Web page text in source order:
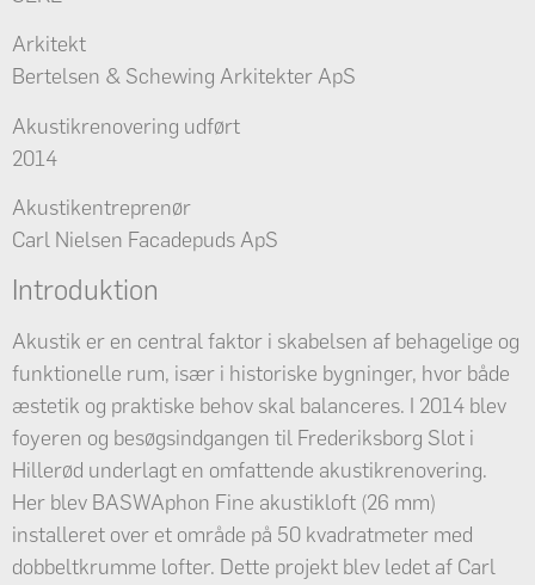
Arkitekt
Bertelsen & Schewing Arkitekter ApS
Akustikrenovering udført
2014
Akustikentreprenør
Carl Nielsen Facadepuds ApS
Introduktion
Akustik er en central faktor i skabelsen af behagelige og
funktionelle rum, især i historiske bygninger, hvor både
æstetik og praktiske behov skal balanceres. I 2014 blev
foyeren og besøgsindgangen til Frederiksborg Slot i
Hillerød underlagt en omfattende akustikrenovering.
Her blev BASWAphon Fine akustikloft (26 mm)
installeret over et område på 50 kvadratmeter med
dobbeltkrumme lofter. Dette projekt blev ledet af Carl